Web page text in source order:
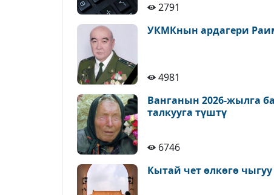
2791
УКМКнын ардагери
4981
Ванганын 2026-жылга
талкууга түштү
6746
Кытай чет өлкөгө